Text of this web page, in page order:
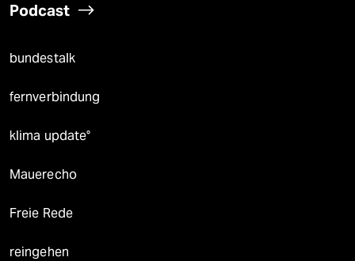
Podcast
bundestalk
fernverbindung
klima update°
Mauerecho
Freie Rede
reingehen